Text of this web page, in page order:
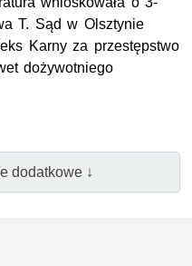
T. Sąd w Olsztynie
Karny za przestępstwo
dożywotniego
dodatkowe ↓